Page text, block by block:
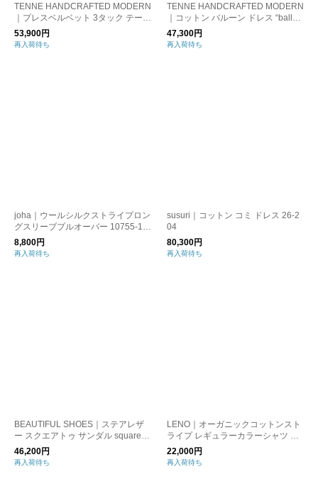
TENNE HANDCRAFTED MODERN
｜プレスベルベット 3タック テーパ
ード パンツ “3 tuck tapered pants”
0028-same2
53,900円
再入荷待ち
TENNE HANDCRAFTED MODERN
｜コットン バルーン ドレス “balloo
n dress” 0014-same1
47,300円
再入荷待ち
joha｜ウールシルクストライプロン
グスリーブプルオーバー 10755-19
6
8,800円
再入荷待ち
susuri｜コットン コミ ドレス 26-2
04
80,300円
再入荷待ち
BEAUTIFUL SHOES｜ステアレザ
ー スクエアトゥ サンダル square-s
andals
46,200円
再入荷待ち
LENO｜オーガニックコットンスト
ライプ レギュラーカラーシャツ RE
GULAR COLLAR SHIRTS leno-sh0
03
22,000円
再入荷待ち